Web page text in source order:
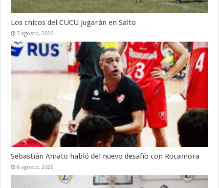
Los chicos del CUCU jugarán en Salto
7 agosto, 2026
Sebastián Amato habló del nuevo desafío con Rocamora
6 agosto, 2026